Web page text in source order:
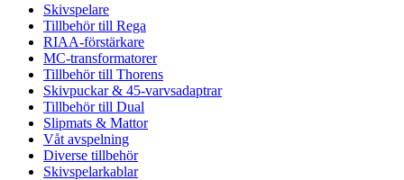
Skivspelare
Tillbehör till Rega
RIAA-förstärkare
MC-transformatorer
Tillbehör till Thorens
Skivpuckar & 45-varvsadaptrar
Tillbehör till Dual
Slipmats & Mattor
Våt avspelning
Diverse tillbehör
Skivspelarkablar